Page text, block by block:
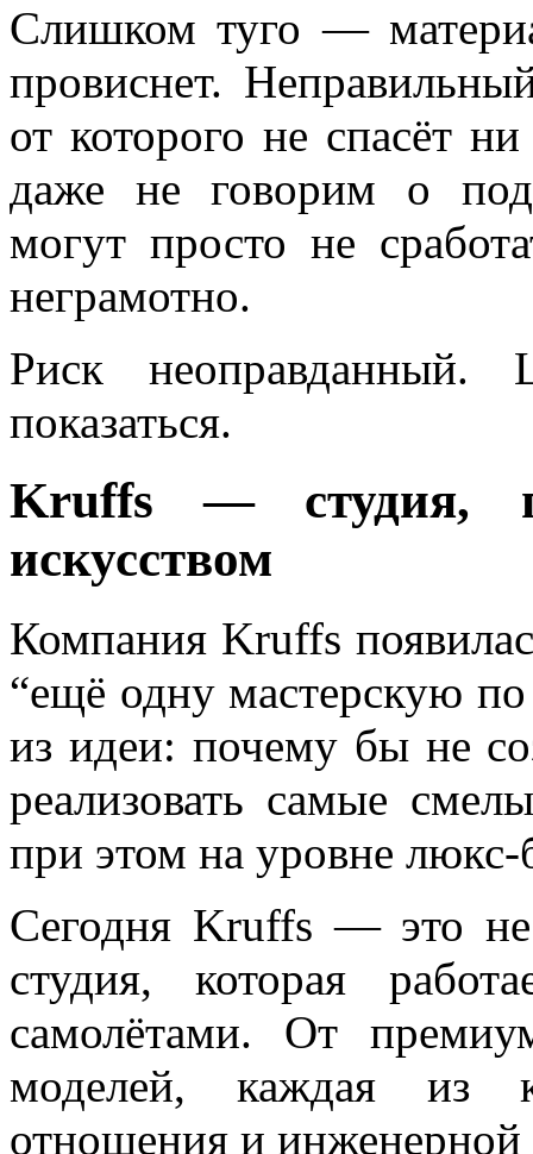
Слишком туго —
провиснет.
от которого не спасёт
даже не говорим о
могут просто не
неграмотно.
Риск
показаться.
Kruffs — студия,
искусством
Компания Kruffs
“ещё одну мастерскую
из идеи: почему бы не
реализовать самые
при этом на уровне люкс-
Сегодня Kruffs — это
студия, которая
самолётами. От
моделей, каждая из
отношения и инженерной